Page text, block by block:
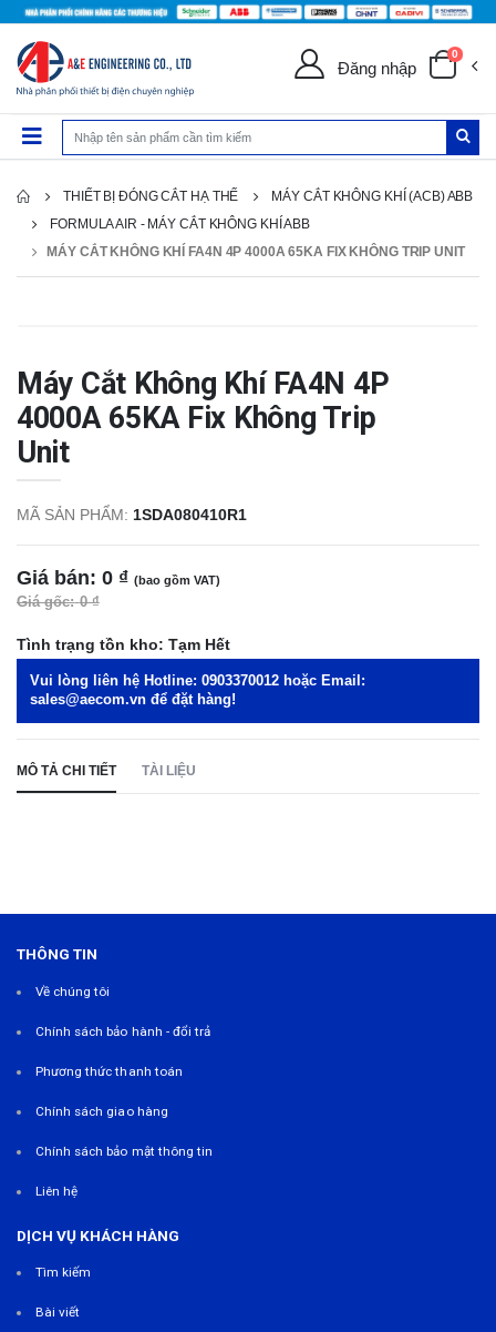
Đăng nhập
0
THIẾT BỊ ĐÓNG CẮT HẠ THẾ
MÁY CẮT KHÔNG KHÍ (ACB) ABB
FORMULA AIR - MÁY CẮT KHÔNG KHÍ ABB
MÁY CẮT KHÔNG KHÍ FA4N 4P 4000A 65KA FIX KHÔNG TRIP UNIT
Máy Cắt Không Khí FA4N 4P
4000A 65KA Fix Không Trip
Unit
MÃ SẢN PHẨM: 1SDA080410R1
Giá bán: 0 ₫ (bao gồm VAT)
Giá gốc: 0 ₫
Tình trạng tồn kho: Tạm Hết
Vui lòng liên hệ Hotline: 0903370012 hoặc Email:
sales@aecom.vn để đặt hàng!
MÔ TẢ CHI TIẾT TÀI LIỆU
THÔNG TIN
Về chúng tôi
Chính sách bảo hành - đổi trả
Phương thức thanh toán
Chính sách giao hàng
Chính sách bảo mật thông tin
Liên hệ
DỊCH VỤ KHÁCH HÀNG
Tìm kiếm
Bài viết